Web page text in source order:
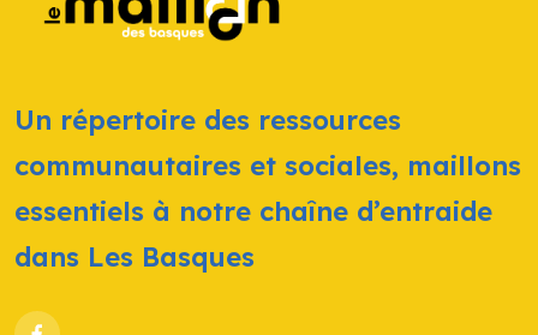
Un répertoire des ressources
communautaires et sociales, maillons
essentiels à notre chaîne d’entraide
dans Les Basques